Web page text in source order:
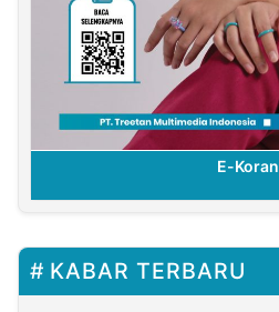
E-Koran
KABAR TERBARU